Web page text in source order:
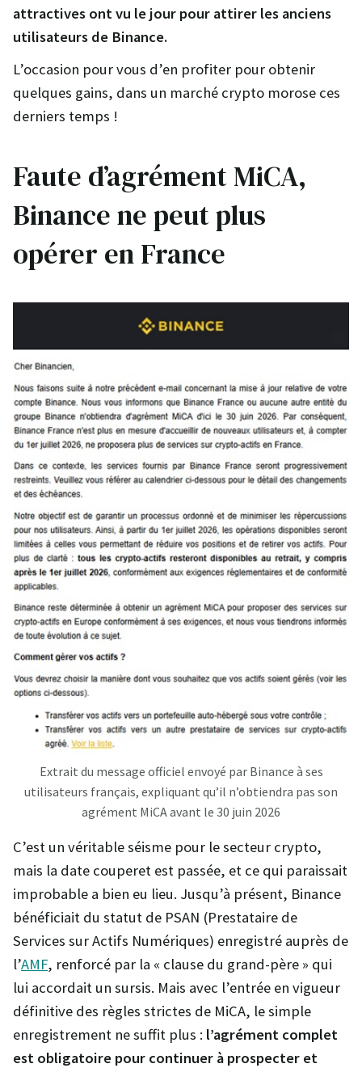
attractives ont vu le jour pour attirer les anciens
utilisateurs de Binance.
L’occasion pour vous d’en profiter pour obtenir
quelques gains, dans un marché crypto morose ces
derniers temps !
Faute d’agrément MiCA,
Binance ne peut plus
opérer en France
Extrait du message officiel envoyé par Binance à ses
utilisateurs français, expliquant qu’il n’obtiendra pas son
agrément MiCA avant le 30 juin 2026
C’est un véritable séisme pour le secteur crypto,
mais la date couperet est passée, et ce qui paraissait
improbable a bien eu lieu. Jusqu’à présent, Binance
bénéficiait du statut de PSAN (Prestataire de
Services sur Actifs Numériques) enregistré auprès de
l’AMF, renforcé par la « clause du grand-père » qui
lui accordait un sursis. Mais avec l’entrée en vigueur
définitive des règles strictes de MiCA, le simple
enregistrement ne suffit plus : l’agrément complet
est obligatoire pour continuer à prospecter et